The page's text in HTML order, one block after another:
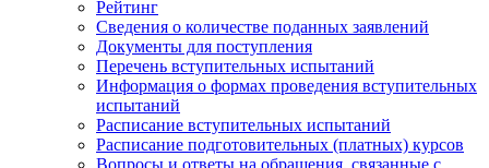
Рейтинг
Сведения о количестве поданных заявлений
Документы для поступления
Перечень вступительных испытаний
Информация о формах проведения вступительных
испытаний
Расписание вступительных испытаний
Расписание подготовительных (платных) курсов
Вопросы и ответы на обращения, связанные с